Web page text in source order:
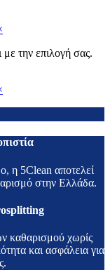
με την επιλογή σας.
η 5Clean αποτελεί
στην Ελλάδα.
καθαρισμού χωρίς
και ασφάλεια για